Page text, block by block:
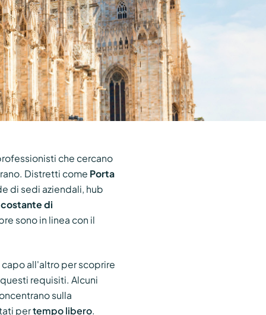
che cercano
Distretti come Porta
di sedi aziendali, hub
di
sono in linea con il
all'altro per scoprire
requisiti. Alcuni
sulla
pertempo libero.